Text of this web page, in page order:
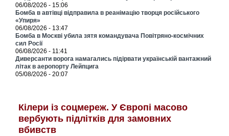
06/08/2026 - 15:06
Бомба в автівці відправила в реанімацію творця російського
«Упиря»
06/08/2026 - 13:47
Бомба в Москві убила зятя командувача Повітряно-космічних
сил Росії
06/08/2026 - 11:41
Диверсанти ворога намагались підірвати українській вантажний
літак в аеропорту Лейпцига
05/08/2026 - 20:07
Кілери із соцмереж. У Європі масово
вербують підлітків для замовних
вбивств